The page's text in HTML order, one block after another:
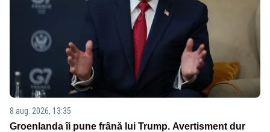
8 aug. 2026, 13:35
Groenlanda îi pune frână lui Trump. Avertisment dur